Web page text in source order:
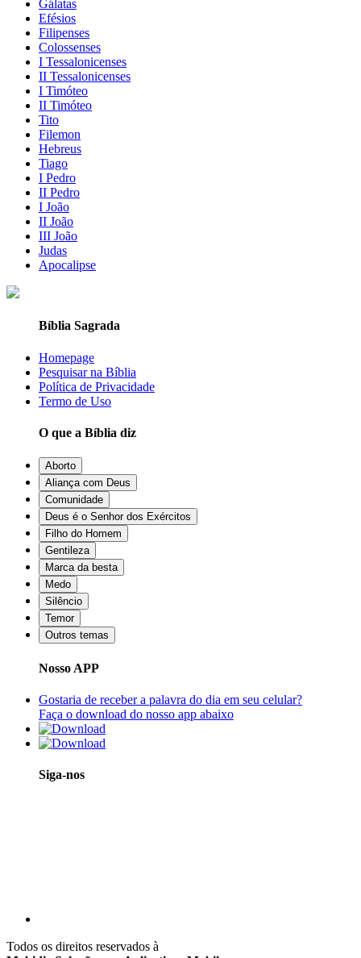
Gálatas
Efésios
Filipenses
Colossenses
I Tessalonicenses
II Tessalonicenses
I Timóteo
II Timóteo
Tito
Filemon
Hebreus
Tiago
I Pedro
II Pedro
I João
II João
III João
Judas
Apocalipse
Bíblia Sagrada
Homepage
Pesquisar na Bíblia
Política de Privacidade
Termo de Uso
O que a Bíblia diz
Aborto
Aliança com Deus
Comunidade
Deus é o Senhor dos Exércitos
Filho do Homem
Gentileza
Marca da besta
Medo
Silêncio
Temor
Outros temas
Nosso APP
Gostaria de receber a palavra do dia em seu celular?
Faça o download do nosso app abaixo
Siga-nos
Todos os direitos reservados à